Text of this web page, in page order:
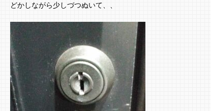
どかしながら少しづつぬいて、、